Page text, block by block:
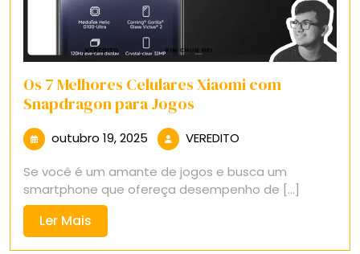
Os 7 Melhores Celulares Xiaomi com
Snapdragon para Jogos
outubro 19, 2025 outubro
2025
VEREDITO
Se você é um amante de jogos e busca um
smartphone que ofereça desempenho de [...]
Ler Mais
Mais